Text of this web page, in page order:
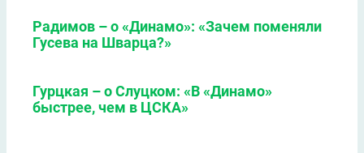
Радимов – о «Динамо»: «Зачем поменяли
Гусева на Шварца?»
Гурцкая – о Слуцком: «В «Динамо»
быстрее, чем в ЦСКА»